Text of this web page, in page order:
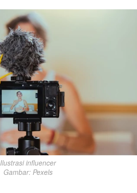
Ilustrasi influencer
Gambar: Pexels